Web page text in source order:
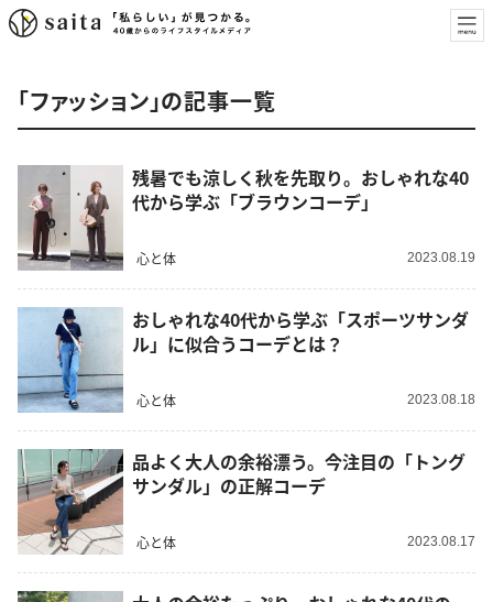
「ファッション」の記事一覧
残暑でも涼しく秋を先取り。おしゃれな40
代から学ぶ「ブラウンコーデ」
心と体 2023.08.19
おしゃれな40代から学ぶ「スポーツサンダ
ル」に似合うコーデとは？
心と体 2023.08.18
品よく大人の余裕漂う。今注目の「トング
サンダル」の正解コーデ
心と体 2023.08.17